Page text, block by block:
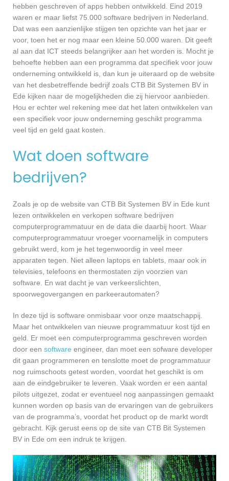
hebben geschreven of apps hebben ontwikkeld. Eind 2019
waren er maar liefst 75.000 software bedrijven in Nederland.
Dat was een aanzienlijke stijgen ten opzichte van het jaar er
voor, toen het er nog maar een kleine 50.000 waren. Dit geeft
al aan dat ICT steeds belangrijker aan het worden is. Mocht je
behoefte hebben aan een programma dat specifiek voor jouw
onderneming ontwikkeld is, dan kun je uiteraard op de website
van het desbetreffende bedrijf zoals CTB Bit Systemen BV in
Ede kijken naar de mogelijkheden die zij hiervoor aanbieden.
Hou er echter wel rekening mee dat het laten ontwikkelen van
een specifiek voor jouw onderneming geschikt programma
veel tijd en geld gaat kosten.
Wat doen software
bedrijven?
Zoals je op de website van CTB Bit Systemen BV in Ede kunt
lezen ontwikkelen en verkopen software bedrijven
computerprogrammatuur en de data die daarbij hoort. Waar
computerprogrammatuur vroeger voornamelijk in computers
gebruikt werd, kom je het tegenwoordig in veel meer
apparaten tegen. Niet alleen laptops en tablets, maar ook in
televisies, telefoons en thermostaten zijn voorzien van
software. En wat dacht je van verkeerslichten,
spoorwegovergangen en parkeerautomaten?
In deze tijd is software onmisbaar voor onze maatschappij.
Maar het ontwikkelen van nieuwe programmatuur kost tijd en
geld. Er moet een computerprogramma geschreven worden
door een software engineer, dan moet een sofware developer
dit gaan programmeren en tenslotte moet de programmatuur
nog ruimschoots getest worden, voordat het geschikt is om
aan de eindgebruiker te leveren. Vaak worden er een aantal
pilots uitgezet, zodat er eventueel nog aanpassingen gemaakt
kunnen worden op basis van de ervaringen van de gebruikers
van de programma’s, voordat het product op de markt wordt
gebracht. Kijk gerust eens op de site van CTB Bit Systemen
BV in Ede om een indruk te krijgen.